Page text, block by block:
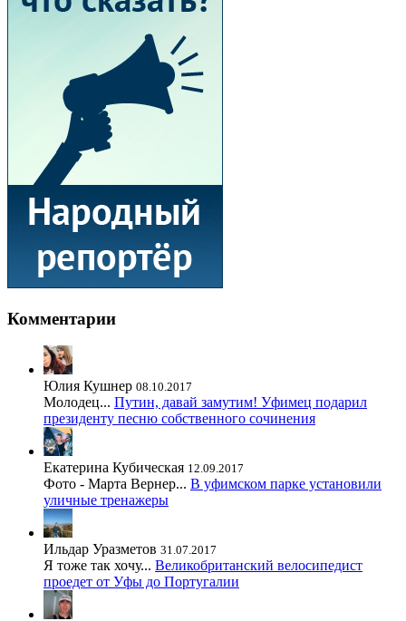
Комментарии
Юлия Кушнер 08.10.2017
Молодец... Путин, давай замутим! Уфимец подарил
президенту песню собственного сочинения
Екатерина Кубическая 12.09.2017
Фото - Марта Вернер... В уфимском парке установили
уличные тренажеры
Ильдар Уразметов 31.07.2017
Я тоже так хочу... Великобританский велосипедист
проедет от Уфы до Португалии